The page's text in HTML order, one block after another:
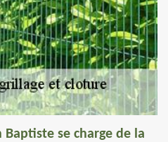
Baptiste se charge de la